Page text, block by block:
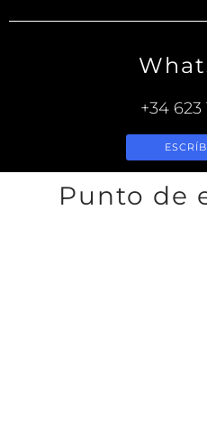
+34 623
Punto de